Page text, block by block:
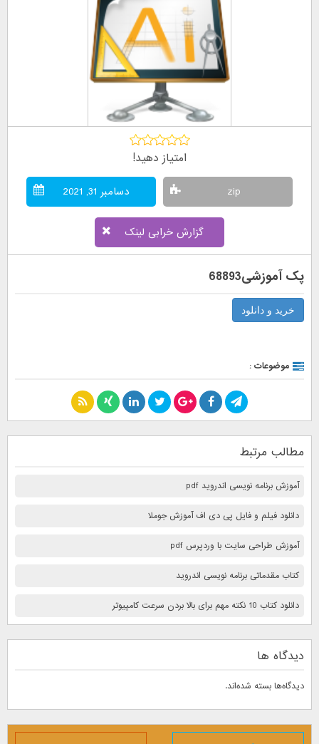
امتیاز دهید!
zip دسامبر 31, 2021
گزارش خرابی لینک
پک آموزشی68893
خرید و دانلود
موضوعات :
مطالب مرتبط
آموزش برنامه نویسی اندروید pdf
دانلود فیلم و فایل پی دی اف آموزش جوملا
آموزش طراحی سایت با وردپرس pdf
کتاب مقدماتی برنامه نویسی اندروید
دانلود کتاب 10 نكته مهم برای بالا بردن سرعت كامپيوتر
دیدگاه ها
دیدگاه‌ها بسته شده‌اند.